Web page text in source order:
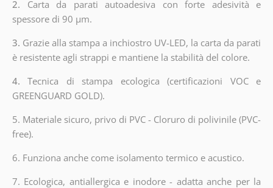
2. Carta da parati autoadesiva con forte adesività e
spessore di 90 µm.
3. Grazie alla stampa a inchiostro UV-LED, la carta da parati
è resistente agli strappi e mantiene la stabilità del colore.
4.Tecnica di stampa ecologica (certificazioni VOC e
GREENGUARD GOLD).
5. Materiale sicuro, privo di PVC - Cloruro di polivinile (PVC-
free).
6. Funziona anche come isolamento termico e acustico.
7. Ecologica, antiallergica e inodore - adatta anche per la